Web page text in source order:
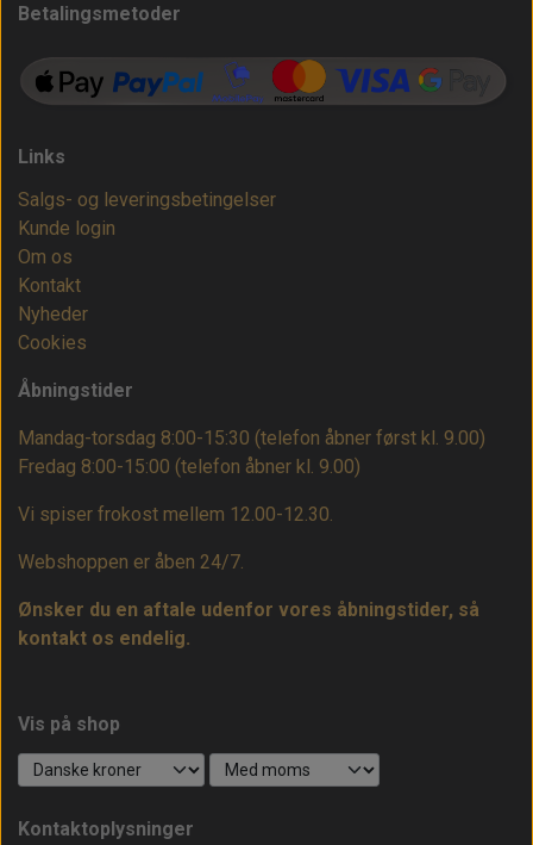
Betalingsmetoder
Links
Salgs- og leveringsbetingelser
Kunde login
Om os
Kontakt
Nyheder
Cookies
Åbningstider
Mandag-torsdag 8:00-15:30 (telefon åbner først kl. 9.00)
Fredag 8:00-15:00 (telefon åbner kl. 9.00)
Vi spiser frokost mellem 12.00-12.30.
Webshoppen er åben 24/7.
Ønsker du en aftale udenfor vores åbningstider, så
kontakt os endelig.
Vis på shop
Kontaktoplysninger